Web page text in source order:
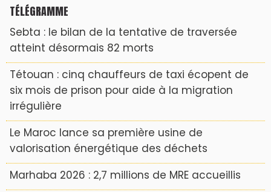
TÉLÉGRAMME
Sebta : le bilan de la tentative de traversée
atteint désormais 82 morts
Tétouan : cinq chauffeurs de taxi écopent de
six mois de prison pour aide à la migration
irrégulière
Le Maroc lance sa première usine de
valorisation énergétique des déchets
Marhaba 2026 : 2,7 millions de MRE accueillis